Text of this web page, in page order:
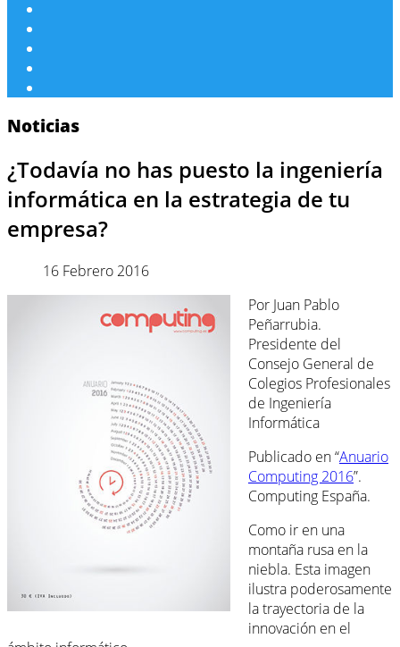
Noticias
¿Todavía no has puesto la ingeniería
informática en la estrategia de tu
empresa?
16 Febrero 2016
Por Juan Pablo
Peñarrubia.
Presidente del
Consejo General de
Colegios Profesionales
de Ingeniería
Informática
Publicado en “Anuario
Computing 2016”.
Computing España.
Como ir en una
montaña rusa en la
niebla. Esta imagen
ilustra poderosamente
la trayectoria de la
innovación en el